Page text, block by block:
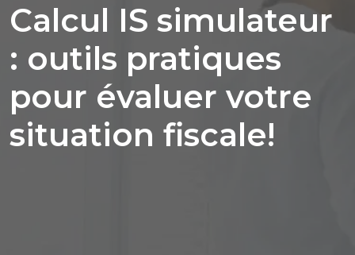
Calcul IS simulateur
: outils pratiques
pour évaluer votre
situation fiscale!